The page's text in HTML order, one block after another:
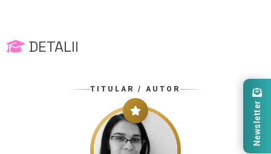
DETALII
TITULAR / AUTOR
Newsletter